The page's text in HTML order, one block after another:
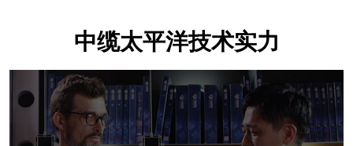
中缆太平洋技术实力